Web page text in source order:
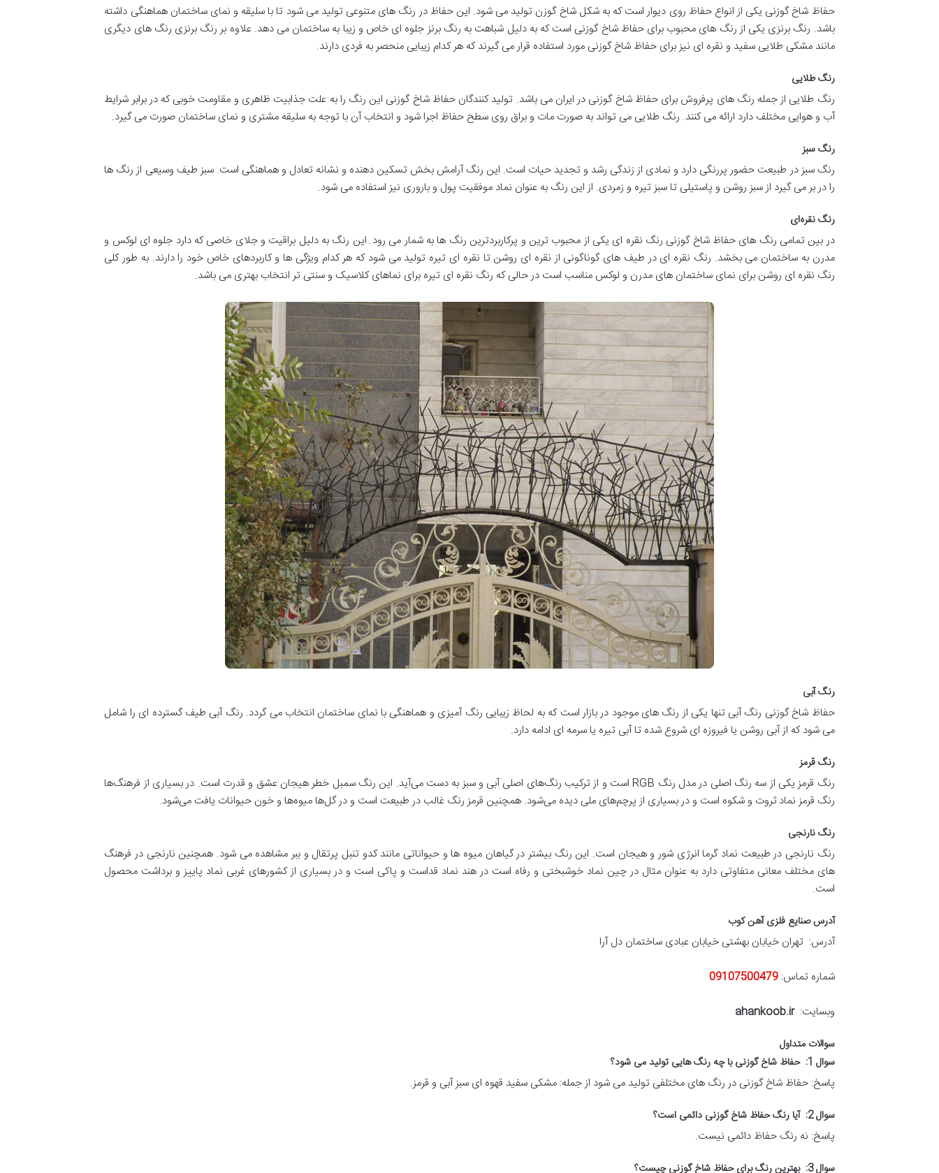
حفاظ شاخ گوزنی یکی از انواع حفاظ روی دیوار است که به شکل شاخ گوزن تولید می شود. این حفاظ در رنگ های متنوعی تولید می شود تا با سلیقه و نمای ساختمان هماهنگی داشته
باشد. رنگ برنزی یکی از رنگ های محبوب برای حفاظ شاخ گوزنی است که به دلیل شباهت به رنگ برنز جلوه ای خاص و زیبا به ساختمان می دهد. علاوه بر رنگ برنزی رنگ های دیگری
مانند مشکی طلایی سفید و نقره ای نیز برای حفاظ شاخ گوزنی مورد استفاده قرار می گیرند که هر کدام زیبایی منحصر به فردی دارند.
رنگ طلایی
رنگ طلایی از جمله رنگ های پرفروش برای حفاظ شاخ گوزنی در ایران می باشد. تولید کنندگان حفاظ شاخ گوزنی این رنگ را به علت جذابیت ظاهری و مقاومت خوبی که در برابر شرایط
آب و هوایی مختلف دارد ارائه می کنند. رنگ طلایی می تواند به صورت مات و براق روی سطح حفاظ اجرا شود و انتخاب آن با توجه به سلیقه مشتری و نمای ساختمان صورت می گیرد.
رنگ سبز
رنگ سبز در طبیعت حضور پررنگی دارد و نمادی از زندگی رشد و تجدید حیات است. این رنگ آرامش بخش تسکین دهنده و نشانه تعادل و هماهنگی است. سبز طیف وسیعی از رنگ ها
را در بر می گیرد از سبز روشن و پاستیلی تا سبز تیره و زمردی. از این رنگ به عنوان نماد موفقیت پول و باروری نیز استفاده می شود.
رنگ نقره‌ای
در بین تمامی رنگ های حفاظ شاخ گوزنی رنگ نقره ای یکی از محبوب ترین و پرکاربردترین رنگ ها به شمار می رود. این رنگ به دلیل براقیت و جلای خاصی که دارد جلوه ای لوکس و
مدرن به ساختمان می بخشد. رنگ نقره ای در طیف های گوناگونی از نقره ای روشن تا نقره ای تیره تولید می شود که هر کدام ویژگی ها و کاربردهای خاص خود را دارند. به طور کلی
رنگ نقره ای روشن برای نمای ساختمان های مدرن و لوکس مناسب است در حالی که رنگ نقره ای تیره برای نماهای کلاسیک و سنتی تر انتخاب بهتری می باشد.
رنگ آبی
حفاظ شاخ گوزنی رنگ آبی تنها یکی از رنگ های موجود در بازار است که به لحاظ زیبایی رنگ آمیزی و هماهنگی با نمای ساختمان انتخاب می گردد. رنگ آبی طیف گسترده ای را شامل
می شود که از آبی روشن یا فیروزه ای شروع شده تا آبی تیره یا سرمه ای ادامه دارد.
رنگ قرمز
رنگ قرمز یکی از سه رنگ اصلی در مدل رنگ RGB است و از ترکیب رنگ‌های اصلی آبی و سبز به دست می‌آید. این رنگ سمبل خطر هیجان عشق و قدرت است. در بسیاری از فرهنگ‌ها
رنگ قرمز نماد ثروت و شکوه است و در بسیاری از پرچم‌های ملی دیده می‌شود. همچنین قرمز رنگ غالب در طبیعت است و در گل‌ها میوه‌ها و خون حیوانات یافت می‌شود.
رنگ نارنجی
رنگ نارنجی در طبیعت نماد گرما انرژی شور و هیجان است. این رنگ بیشتر در گیاهان میوه ها و حیواناتی مانند کدو تنبل پرتقال و ببر مشاهده می شود. همچنین نارنجی در فرهنگ
های مختلف معانی متفاوتی دارد به عنوان مثال در چین نماد خوشبختی و رفاه است در هند نماد قداست و پاکی است و در بسیاری از کشورهای غربی نماد پاییز و برداشت محصول
است.
آدرس صنایع فلزی آهن کوب
آدرس: تهران خیابان بهشتی خیابان عبادی ساختمان دل آرا
شماره تماس: 09107500479
وبسایت:ahankoob.ir
سوالات متداول
سوال 1: حفاظ شاخ گوزنی با چه رنگ هایی تولید می شود؟
پاسخ: حفاظ شاخ گوزنی در رنگ های مختلفی تولید می شود از جمله: مشکی سفید قهوه ای سبز آبی و قرمز.
سوال 2: آیا رنگ حفاظ شاخ گوزنی دائمی است؟
پاسخ: نه رنگ حفاظ دائمی نیست.
سوال 3: بهترین رنگ برای حفاظ شاخ گوزنی چیست؟